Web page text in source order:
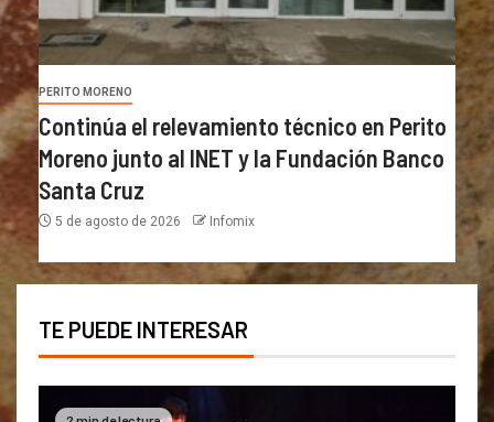
PERITO MORENO
Continúa el relevamiento técnico en Perito
Moreno junto al INET y la Fundación Banco
Santa Cruz
5 de agosto de 2026 Infomix
TE PUEDE INTERESAR